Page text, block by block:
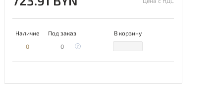
Наличие Под заказ
В корзину
0
0